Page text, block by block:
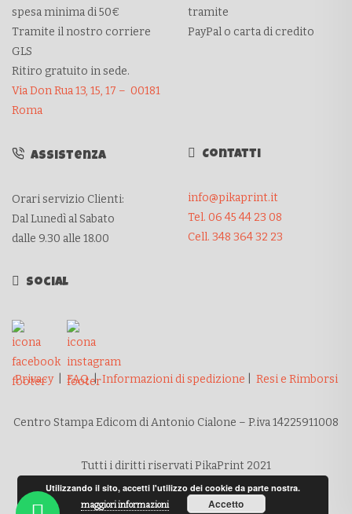
spesa minima di 50€
Tramite il nostro corriere
GLS
Ritiro gratuito in sede.
Via Don Rua 13, 15, 17 – 00181
Roma
tramite
PayPal o carta di credito
Assistenza
Orari servizio Clienti:
Dal Lunedì al Sabato
dalle 9.30 alle 18.00
Contatti
info@pikaprint.it
Tel. 06 45 44 23 08
Cell. 348 364 32 23
Social
Privacy| FAQ|Informazioni di spedizione Resi e Rimborsi
Centro Stampa Edicom di Antonio Cialone – P.iva 14225911008
Tutti i diritti riservati PikaPrint 2021
Utilizzando il sito, accetti l'utilizzo dei cookie da parte nostra.
maggiori informazioni Accetto